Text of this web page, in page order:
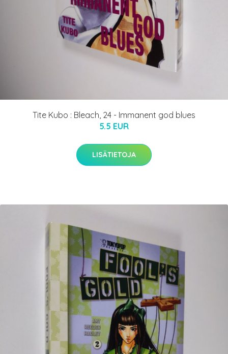
Tite Kubo : Bleach, 24 - Immanent god blues
5.5 EUR
LISÄTIETOJA